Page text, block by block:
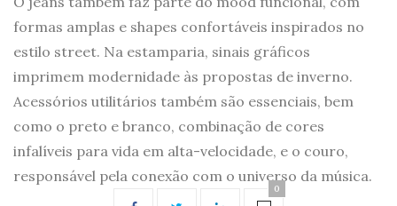
formas amplas e shapes confortáveis inspirados no
estilo street. Na estamparia, sinais gráficos
imprimem modernidade às propostas de inverno.
Acessórios utilitários também são essenciais, bem
como o preto e branco, combinação de cores
infalíveis para vida em alta-velocidade, e o couro,
responsável pela conexão com o universo da música.
0